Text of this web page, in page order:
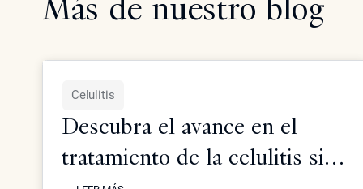
Celulitis
Descubra el avance en el
tratamiento de la celulitis sin